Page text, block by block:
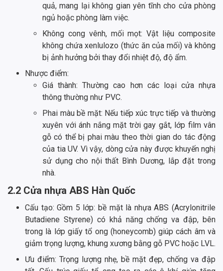
quả, mang lại không gian yên tĩnh cho cửa phòng
ngủ hoặc phòng làm việc.
Không cong vênh, mối mọt: Vật liệu composite
không chứa xenlulozo (thức ăn của mối) và không
bị ảnh hưởng bởi thay đổi nhiệt độ, độ ẩm.
Nhược điểm:
Giá thành: Thường cao hơn các loại cửa nhựa
thông thường như PVC.
Phai màu bề mặt: Nếu tiếp xúc trực tiếp và thường
xuyên với ánh nắng mặt trời gay gắt, lớp film vân
gỗ có thể bị phai màu theo thời gian do tác động
của tia UV. Vì vậy, dòng cửa này được khuyến nghị
sử dụng cho nội thất Bình Dương, lắp đặt trong
nhà.
2.2 Cửa nhựa ABS Hàn Quốc
Cấu tạo: Gồm 5 lớp: bề mặt là nhựa ABS (Acrylonitrile
Butadiene Styrene) có khả năng chống va đập, bên
trong là lớp giấy tổ ong (honeycomb) giúp cách âm và
giảm trọng lượng, khung xương bằng gỗ PVC hoặc LVL.
Ưu điểm: Trọng lượng nhẹ, bề mặt đẹp, chống va đập